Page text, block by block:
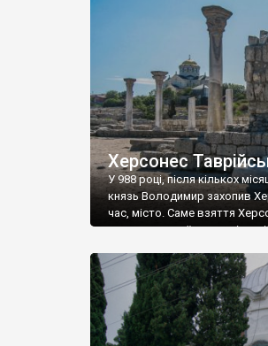
візантійської доби.
культурної спадщини
Офіційно – на виставку
влада в Україні вважають
Херсонес
У 988 році, після кількох
князь Володимир захопив
час, місто. Саме взяття
диктувати свої умови
Херсонесі Володимир-
християнином. А потім було
Херсонесу Таврійського